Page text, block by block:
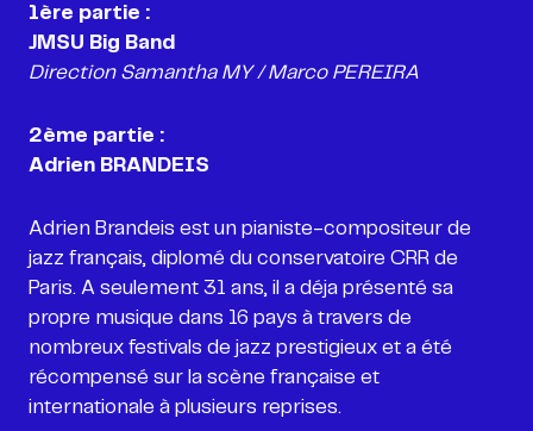
1ère partie :
Direction Samantha MY/ Marco PEREIRA
2ème partie :
Adrien BRANDEIS
Adrien Brandeis est un pianiste-compositeur de
jazz français, diplomé du conservatoire CRR de
Paris. A seulement 31 ans, il a déja présenté sa
propre musique dans 16 pays à travers de
nombreux festivals de jazz prestigieux et a été
récompensé sur la scène française et
internationale à plusieurs reprises.